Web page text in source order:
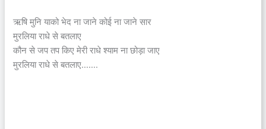
ऋषि मुनि याको भेद ना जाने कोई ना जाने सार
मुरलिया राधे से बतलाए
कौन से जप तप किए मेरी राधे श्याम ना छोड़ा जाए
मुरलिया राधे से बतलाए…….